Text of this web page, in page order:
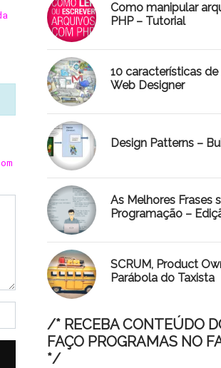
Como manipular
PHP – Tutorial
10 características
Web Designer
Design Patterns –
As Melhores Frases
Programação –
SCRUM, Product
Parábola do Taxista
/* RECEBA CONTEÚDO
FAÇO PROGRAMAS NO
*/